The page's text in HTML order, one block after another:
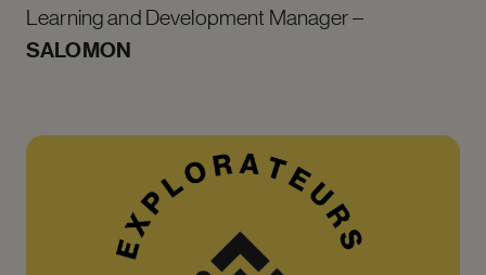
Learning and Development Manager –
SALOMON